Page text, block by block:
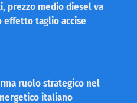
prezzo medio diesel va
effetto taglio accise
ruolo strategico nel
italiano